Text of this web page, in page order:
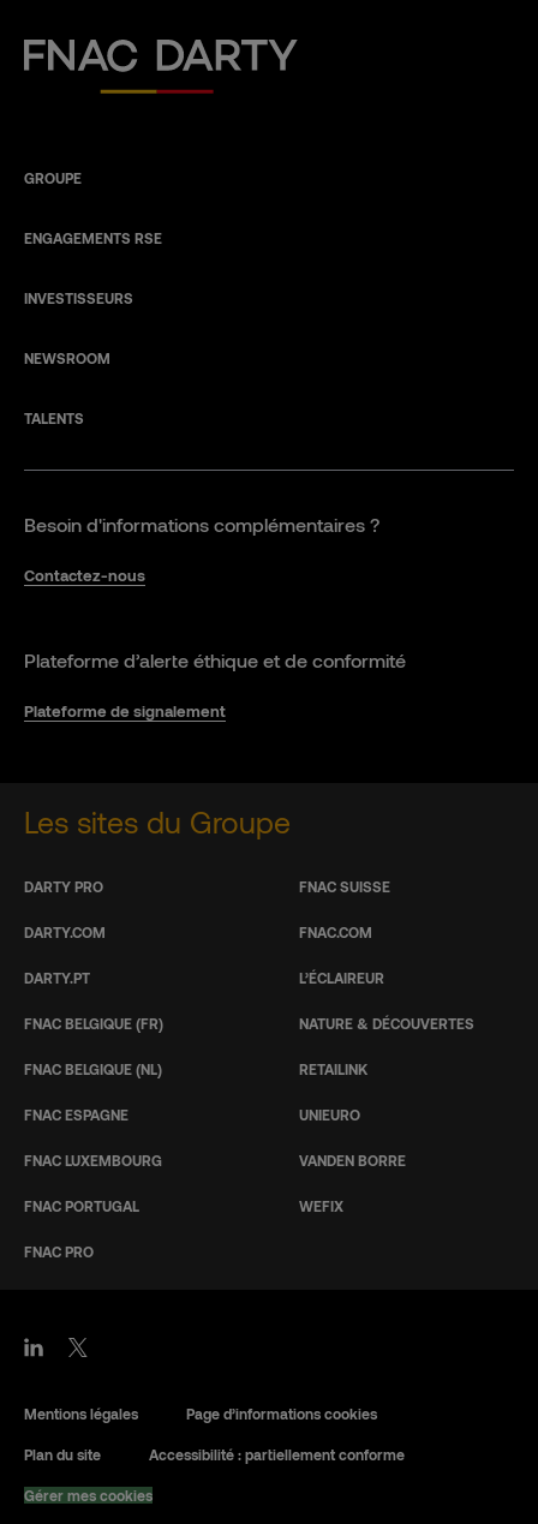
Fnac Darty
GROUPE
ENGAGEMENTS RSE
INVESTISSEURS
NEWSROOM
TALENTS
Besoin d'informations complémentaires ?
Contactez-nous
Plateforme d’alerte éthique et de conformité
Plateforme de signalement
Les sites du Groupe
DARTY PRO
DARTY.COM
DARTY.PT
FNAC BELGIQUE (FR)
FNAC BELGIQUE (NL)
FNAC ESPAGNE
FNAC LUXEMBOURG
FNAC PORTUGAL
FNAC PRO
FNAC SUISSE
FNAC.COM
L’ÉCLAIREUR
NATURE & DÉCOUVERTES
RETAILINK
UNIEURO
VANDEN BORRE
WEFIX
Mentions légales Page d’informations cookies
Plan du site Accessibilité : partiellement conforme
Gérer mes cookies